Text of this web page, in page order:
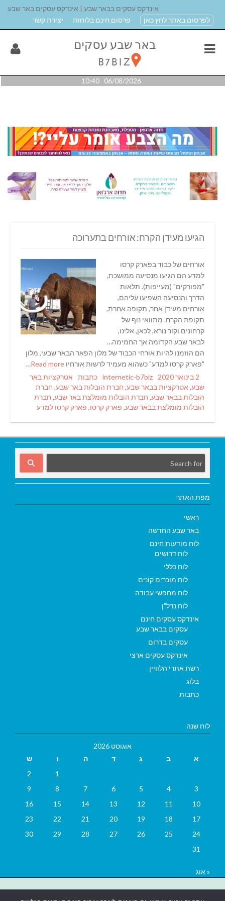
אינדקס עסקים בבאר שבע | אינדקס עסקים באר שבע
לפרסום באתר לחץ כאן
פרסום חינם בלוחות יצירת קשר
06/08/2026 10:40
הגיעו מעידן הקרח: אורחים בתערוכה
אורחים של כבוד בפארק קרסו
למדע הם הגיעו מנסיעה ממושכת,
"מפורקים" (מעייפות). תלאות
הדרך והנסיעה השפיעו עליהם,
אורחים מעידן אחר, תקופה אחרת,
תקופת הקרח. מתוואי נוף של
קרחונים וקור נורא, לכאן, אלינו,
לבאר שבע הקדומה אך החמימה…
הם הוזמנו להיות אורחי הכבוד של מלון הפאר הבאר שבעי, מלון
"פארק קרסו למדע" כשהוא מעמיד לרשות אורחיו
Posted
on
2 בינואר 2020 Author
internetic-b7biz
Categories
כתבות Tags
אטרקציות באר
שבע,אטרקציות בבאר שבע, חברת הובלות באר שבע, חברת
הובלות בבאר שבע, חברת הובלות מומלצת באר שבע, חברת
הובלות מומלצת בבאר שבע, פארק קרסו, פארק קרסו למדע
מפת האתר
ראשי
באר שבע החדשה
לוח מודעות חינם
לוח דרושים
לוח כללי
לוח מוכרים קונים
לוח מחפשי עבודה
לוח נדל"ן
אינדקס עסקים חינם
עסקים בבאר שבע
עסקים בדרום
אינדקס עסקים ארצי
רשת אתרי הלוויין
בלוג
כתבות
לוח שנה
אוגוסט 2026
א
ב ג ד ה ו
ש
1
2
3
4
5
6
7
8
9
10
11
12
13
14
15
16
17
18
19
20
21
22
23
24
25
26
27
28
29
30
31
« אוג